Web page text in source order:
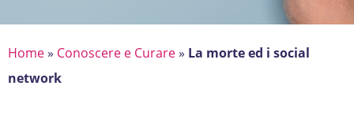
Home» Conoscere e Curare» La morte ed i social
network